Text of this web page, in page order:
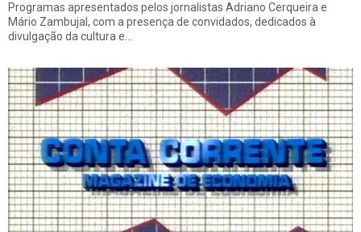
Programas apresentados pelos jornalistas Adriano Cerqueira e
Mário Zambujal, com a presença de convidados, dedicados à
divulgação da cultura e…